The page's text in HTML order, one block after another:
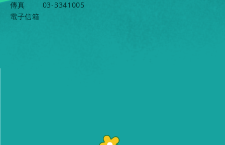
傳真
03-3341005
電子信箱